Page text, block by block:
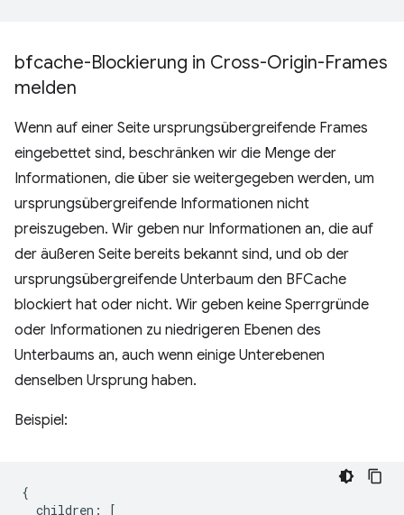
bfcache-Blockierung in Cross-Origin-Frames
melden
Wenn auf einer Seite ursprungsübergreifende Frames
eingebettet sind, beschränken wir die Menge der
Informationen, die über sie weitergegeben werden, um
ursprungsübergreifende Informationen nicht
preiszugeben. Wir geben nur Informationen an, die auf
der äußeren Seite bereits bekannt sind, und ob der
ursprungsübergreifende Unterbaum den BFCache
blockiert hat oder nicht. Wir geben keine Sperrgründe
oder Informationen zu niedrigeren Ebenen des
Unterbaums an, auch wenn einige Unterebenen
denselben Ursprung haben.
Beispiel:
{
children : [